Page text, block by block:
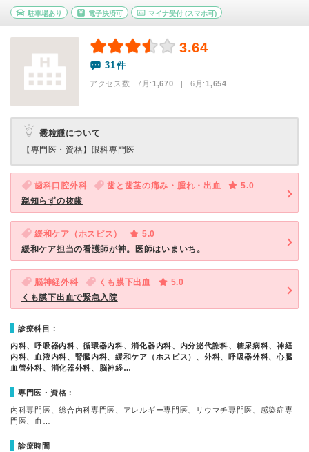
駐車場あり 電子決済可 マイナ受付 (スマホ可)
3.64
31件
アクセス数 7月:1,670 | 6月:1,654
霰粒腫について
【専門医・資格】 眼科専門医
歯科口腔外科 歯と歯茎の痛み・腫れ・出血
5.0
親知らずの抜歯
緩和ケア（ホスピス）
5.0
緩和ケア担当の看護師が神。医師はいまいち。
脳神経外科 くも膜下出血
5.0
くも膜下出血で緊急入院
診療科目：
内科、呼吸器内科、循環器内科、消化器内科、内分泌代謝科、糖尿病科、神経
内科、血液内科、腎臓内科、緩和ケア（ホスピス）、外科、呼吸器外科、心臓
血管外科、消化器外科、脳神経…
専門医・資格：
内科専門医、総合内科専門医、アレルギー専門医、リウマチ専門医、感染症専
門医、血…
診療時間